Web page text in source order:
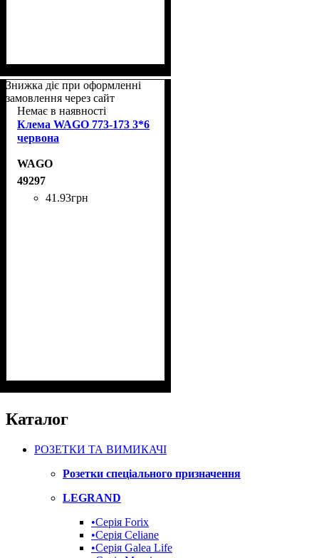
Знижка діє при оформленні
замовлення через сайт
Немає в наявності
Клема WAGO 773-173 3*6
червона
WAGO
49297
41 .93грн
Каталог
РОЗЕТКИ ТА ВИМИКАЧІ
Розетки спеціального призначення
LEGRAND
•Cерія Forix
•Серія Celiane
•Серія Galea Life